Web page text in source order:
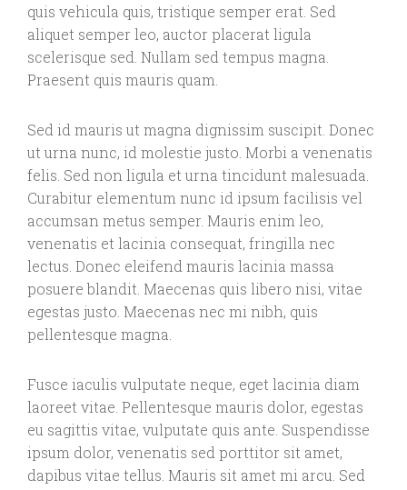
quis vehicula quis, tristique semper erat. Sed
aliquet semper leo, auctor placerat ligula
scelerisque sed. Nullam sed tempus magna.
Praesent quis mauris quam.
Sed id mauris ut magna dignissim suscipit. Donec
ut urna nunc, id molestie justo. Morbi a venenatis
felis. Sed non ligula et urna tincidunt malesuada.
Curabitur elementum nunc id ipsum facilisis vel
accumsan metus semper. Mauris enim leo,
venenatis et lacinia consequat, fringilla nec
lectus. Donec eleifend mauris lacinia massa
posuere blandit. Maecenas quis libero nisi, vitae
egestas justo. Maecenas nec mi nibh, quis
pellentesque magna.
Fusce iaculis vulputate neque, eget lacinia diam
laoreet vitae. Pellentesque mauris dolor, egestas
eu sagittis vitae, vulputate quis ante. Suspendisse
ipsum dolor, venenatis sed porttitor sit amet,
dapibus vitae tellus. Mauris sit amet mi arcu. Sed